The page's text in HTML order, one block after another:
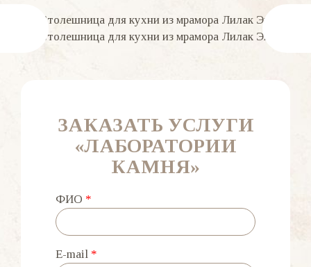
ЗАКАЗАТЬ УСЛУГИ
«ЛАБОРАТОРИИ
КАМНЯ»
ФИО *
E-mail *